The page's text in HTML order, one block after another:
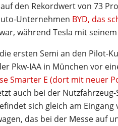
den Rekordwert von 73
Unternehmen BYD, das
während Tesla mit
ersten Semi an den Pilot-
Pkw-IAA in München vor
Smarter E (dort mit neuer
auch bei der
sich gleich am Eingang
das bei der Messe auf